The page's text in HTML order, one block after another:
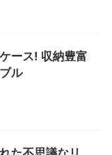
ース! 収納豊富
ル